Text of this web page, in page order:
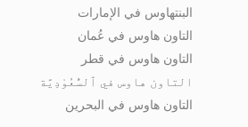
البنتهاوس في الإمارات
التاون هاوس في عُمان
التاون هاوس في قطر
التاون هاوس في ٱلسُّعُوْدِيَّة
التاون هاوس في البحرين